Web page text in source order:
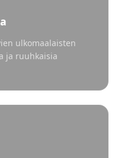
ulkomaalaisten
ja ruuhkaisia